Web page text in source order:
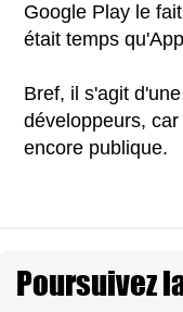
Google Play le
était temps
Bref, il s'agit
développeurs,
encore publique.
Poursuivez